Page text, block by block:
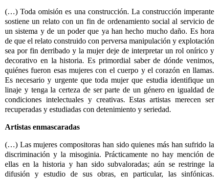
(…) Toda omisión es una construcción. La construcción imperante
sostiene un relato con un fin de ordenamiento social al servicio de
un sistema y de un poder que ya han hecho mucho daño. Es hora
de que el relato construido con perversa manipulación y explotación
sea por fin derribado y la mujer deje de interpretar un rol onírico y
decorativo en la historia. Es primordial saber de dónde venimos,
quiénes fueron esas mujeres con el cuerpo y el corazón en llamas.
Es necesario y urgente que toda mujer que estudia identifique un
linaje y tenga la certeza de ser parte de un género en igualdad de
condiciones intelectuales y creativas. Estas artistas merecen ser
recuperadas y estudiadas con detenimiento y seriedad.
Artistas enmascaradas
(…) Las mujeres compositoras han sido quienes más han sufrido la
discriminación y la misoginia. Prácticamente no hay mención de
ellas en la historia y han sido subvaloradas; aún se restringe la
difusión y estudio de sus obras, en particular, las sinfónicas.